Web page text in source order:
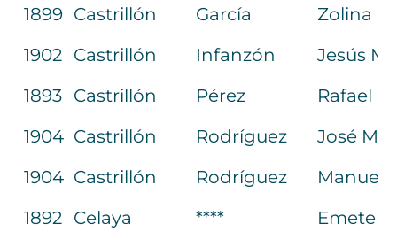
1899 Castrillón García
Zolina
1902 Castrillón Infanzón
Jesús M.ª
1893 Castrillón Pérez
Rafael
1904 Castrillón Rodríguez
José M.ª
1904 Castrillón Rodríguez
Manuel
1892 Celaya ****